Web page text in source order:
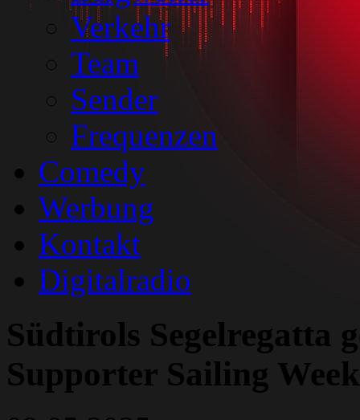
Verkehr
Team
Sender
Frequenzen
Comedy
Werbung
Kontakt
Digitalradio
Südtirols Segelregatta
Supporter Sailing Week